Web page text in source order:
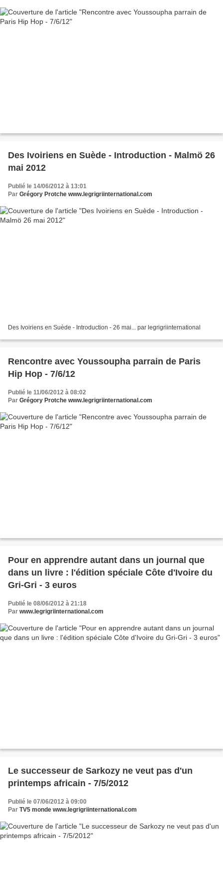
Des Ivoiriens en Suède - Introduction - Malmö 26
mai 2012
Publié le 14/06/2012 à 13:01
Par Grégory Protche www.legrigriinternational.com
Des Ivoiriens en Suède - Introduction - 26 mai... par legrigriinternational
Rencontre avec Youssoupha parrain de Paris
Hip Hop - 7/6/12
Publié le 11/06/2012 à 08:02
Par Grégory Protche www.legrigriinternational.com
Pour en apprendre autant dans un journal que
dans un livre : l'édition spéciale Côte d'Ivoire du
Gri-Gri - 3 euros
Publié le 08/06/2012 à 21:18
Par www.legrigriinternational.com
Le successeur de Sarkozy ne veut pas d'un
printemps africain - 7/5/2012
Publié le 07/06/2012 à 09:00
Par TV5 monde www.legrigriinternational.com